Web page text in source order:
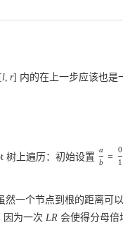
[l, r] 内的在上一步应该也是
树上遍历：初始设置
a
b =
0
1
然一个节点到根的距离可
因为一次 LR 会使得分母倍